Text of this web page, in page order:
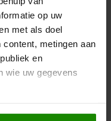
op uw
met als doel
metingen aan
en
wie uw gegevens